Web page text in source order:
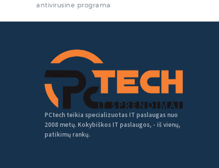
antivirusine programa
PCtech teikia specializuotas IT paslaugas nuo
2008 metų. Kokybiškos IT paslaugos, - iš vienų,
patikimų rankų.